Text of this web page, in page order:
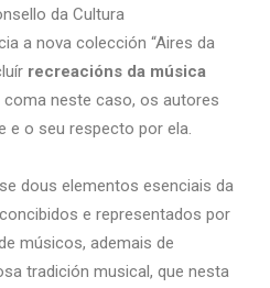
da Cultura
a nova colección “Aires da
recreacións da música
coma neste caso, os autores
e o seu respecto por ela.
dous elementos esenciais da
e representados por
músicos, ademais de
tradición musical, que nesta